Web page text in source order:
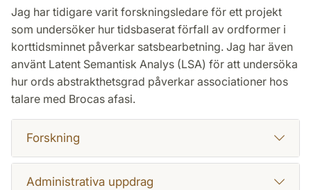
Jag har tidigare varit forskningsledare för ett projekt
som undersöker hur tidsbaserat förfall av ordformer i
korttidsminnet påverkar satsbearbetning. Jag har även
använt Latent Semantisk Analys (LSA) för att undersöka
hur ords abstrakthetsgrad påverkar associationer hos
talare med Brocas afasi.
Forskning
Administrativa uppdrag